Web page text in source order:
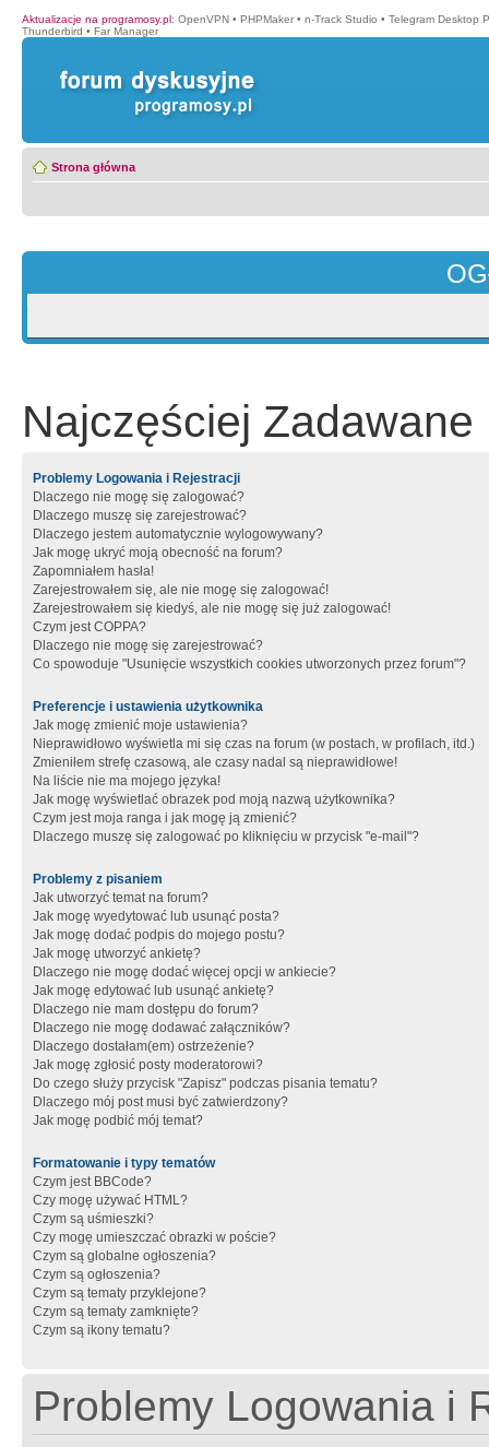
Aktualizacje na programosy.pl: OpenVPN • PHPMaker • n-Track Studio • Telegram Desktop
Thunderbird • Far Manager
Strona główna
Najczęściej Zadawane
Problemy Logowania i Rejestracji
Dlaczego nie mogę się zalogować?
Dlaczego muszę się zarejestrować?
Dlaczego jestem automatycznie wylogowywany?
Jak mogę ukryć moją obecność na forum?
Zapomniałem hasła!
Zarejestrowałem się, ale nie mogę się zalogować!
Zarejestrowałem się kiedyś, ale nie mogę się już zalogować!
Czym jest COPPA?
Dlaczego nie mogę się zarejestrować?
Co spowoduje "Usunięcie wszystkich cookies utworzonych przez forum"?
Preferencje i ustawienia użytkownika
Jak mogę zmienić moje ustawienia?
Nieprawidłowo wyświetla mi się czas na forum (w postach, w profilach, itd.)
Zmieniłem strefę czasową, ale czasy nadal są nieprawidłowe!
Na liście nie ma mojego języka!
Jak mogę wyświetlać obrazek pod moją nazwą użytkownika?
Czym jest moja ranga i jak mogę ją zmienić?
Dlaczego muszę się zalogować po kliknięciu w przycisk "e-mail"?
Problemy z pisaniem
Jak utworzyć temat na forum?
Jak mogę wyedytować lub usunąć posta?
Jak mogę dodać podpis do mojego postu?
Jak mogę utworzyć ankietę?
Dlaczego nie mogę dodać więcej opcji w ankiecie?
Jak mogę edytować lub usunąć ankietę?
Dlaczego nie mam dostępu do forum?
Dlaczego nie mogę dodawać załączników?
Dlaczego dostałam(em) ostrzeżenie?
Jak mogę zgłosić posty moderatorowi?
Do czego służy przycisk "Zapisz" podczas pisania tematu?
Dlaczego mój post musi być zatwierdzony?
Jak mogę podbić mój temat?
Formatowanie i typy tematów
Czym jest BBCode?
Czy mogę używać HTML?
Czym są uśmieszki?
Czy mogę umieszczać obrazki w poście?
Czym są globalne ogłoszenia?
Czym są ogłoszenia?
Czym są tematy przyklejone?
Czym są tematy zamknięte?
Czym są ikony tematu?
Problemy Logowania i